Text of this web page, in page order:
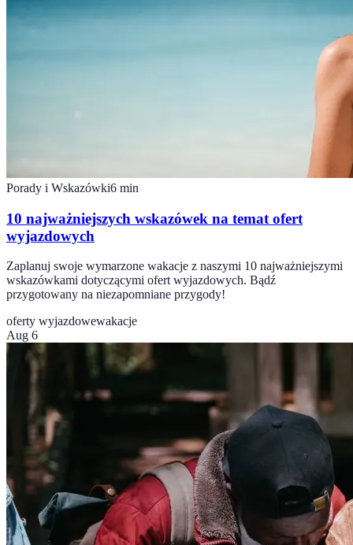
Porady i Wskazówki6 min
10 najważniejszych wskazówek na temat ofert
wyjazdowych
Zaplanuj swoje wymarzone wakacje z naszymi 10 najważniejszymi
wskazówkami dotyczącymi ofert wyjazdowych. Bądź
przygotowany na niezapomniane przygody!
oferty wyjazdowewakacje
Aug 6